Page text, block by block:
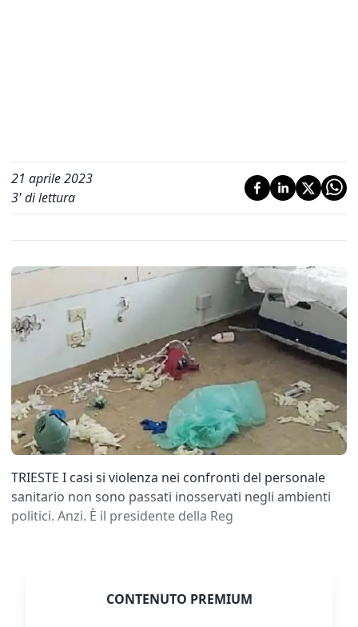
21 aprile 2023
3' di lettura
TRIESTE I casi si violenza nei confronti del personale
sanitario non sono passati inosservati negli ambienti
politici. Anzi. È il presidente della Reg
CONTENUTO PREMIUM